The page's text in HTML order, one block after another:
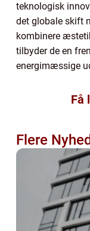
teknologisk
det globale skift
kombinere
tilbyder de en
energimæssige
Få
Flere